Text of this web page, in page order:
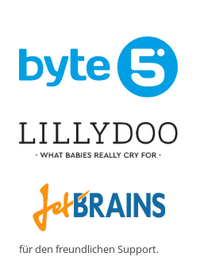
für den freundlichen Support.